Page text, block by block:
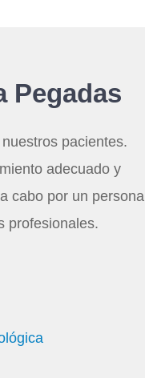
Pegadas
pacientes.
adecuado y
cabo por un personal
profesionales.